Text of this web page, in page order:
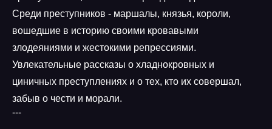
Среди преступников - маршалы, князья, короли,
вошедшие в историю своими кровавыми
злодеяниями и жестокими репрессиями.
Увлекательные рассказы о хладнокровных и
циничных преступлениях и о тех, кто их совершал,
забыв о чести и морали.
---